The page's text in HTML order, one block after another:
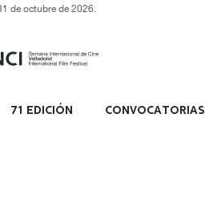
de octubre de 2026.
71 EDICIÓN CONVOCATORIAS